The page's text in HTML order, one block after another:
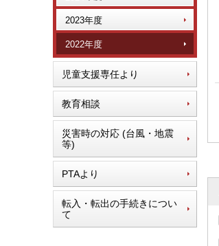
2023年度
2022年度
児童支援専任より
教育相談
災害時の対応 (台風・地震
等)
PTAより
転入・転出の手続きについ
て